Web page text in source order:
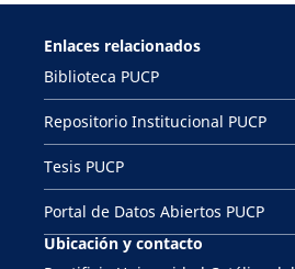
Enlaces relacionados
Biblioteca PUCP
Repositorio Institucional PUCP
Tesis PUCP
Portal de Datos Abiertos PUCP
Ubicación y contacto